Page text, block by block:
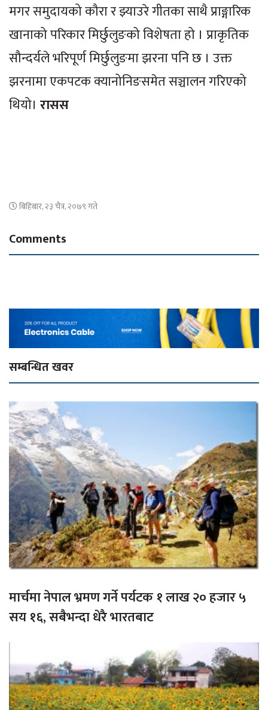
मगर समुदायको कौरा र झ्याउरे गीतका साथै प्राङ्गारिक
खानाको परिकार मिर्छुलुङको विशेषता हो । प्राकृतिक
सौन्दर्यले भरिपूर्ण मिर्छुलुङमा झरना पनि छ । उक्त
झरनामा एकपटक क्यानोनिङसमेत सञ्चालन गरिएको
थियो। रासस
बिहिबार, २३ चैत्र, २०७९ गते
Comments
सम्बन्धित खवर
मार्चमा नेपाल भ्रमण गर्ने पर्यटक १ लाख २० हजार ५
सय १६, सबैभन्दा धेरै भारतबाट